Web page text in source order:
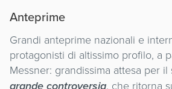
Anteprime
Grandi anteprime nazionali e
protagonisti di altissimo profilo, a
Messner: grandissima attesa per il
, che ritorna